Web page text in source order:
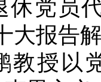
休党员
大报告
授以党